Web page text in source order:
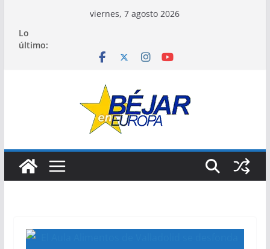
contenido
viernes, 7 agosto 2026
Lo
último: